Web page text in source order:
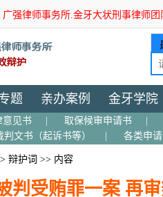
广强律师事务所.金牙大状刑事律师
题 亲办案例 金牙学院
意见书 取保候审申请书
判文书（起诉书等）
各类申
辩护词 >> 内容
判受贿罪一案 再